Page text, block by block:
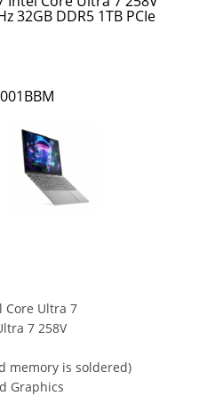
32GB DDR5 1TB PCIe
Core Ultra 7
7 258V
memory is soldered)
Graphics